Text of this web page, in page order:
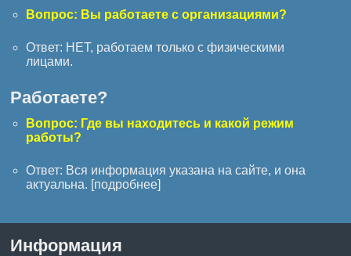
Вопрос: Вы работаете с организациями?
Ответ: НЕТ, работаем только с физическими
лицами.
Работаете?
Вопрос: Где вы находитесь и какой режим
работы?
Ответ: Вся информация указана на сайте, и она
актуальна. [подробнее]
Информация